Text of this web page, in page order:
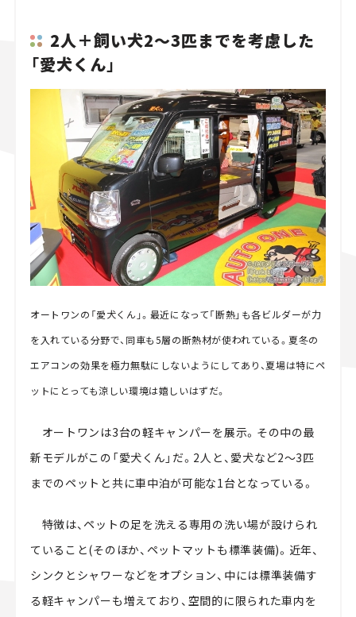
2人＋飼い犬2～3匹までを考慮した
「愛犬くん」
オートワンの「愛犬くん」。最近になって「断熱」も各ビルダーが力
を入れている分野で、同車も5層の断熱材が使われている。夏冬の
エアコンの効果を極力無駄にしないようにしてあり、夏場は特にペ
ットにとっても涼しい環境は嬉しいはずだ。
オートワンは3台の軽キャンパーを展示。その中の最
新モデルがこの「愛犬くん」だ。2人と、愛犬など2～3匹
までのペットと共に車中泊が可能な1台となっている。
特徴は、ペットの足を洗える専用の洗い場が設けられ
ていること(そのほか、ペットマットも標準装備)。近年、
シンクとシャワーなどをオプション、中には標準装備す
る軽キャンパーも増えており、空間的に限られた車内を